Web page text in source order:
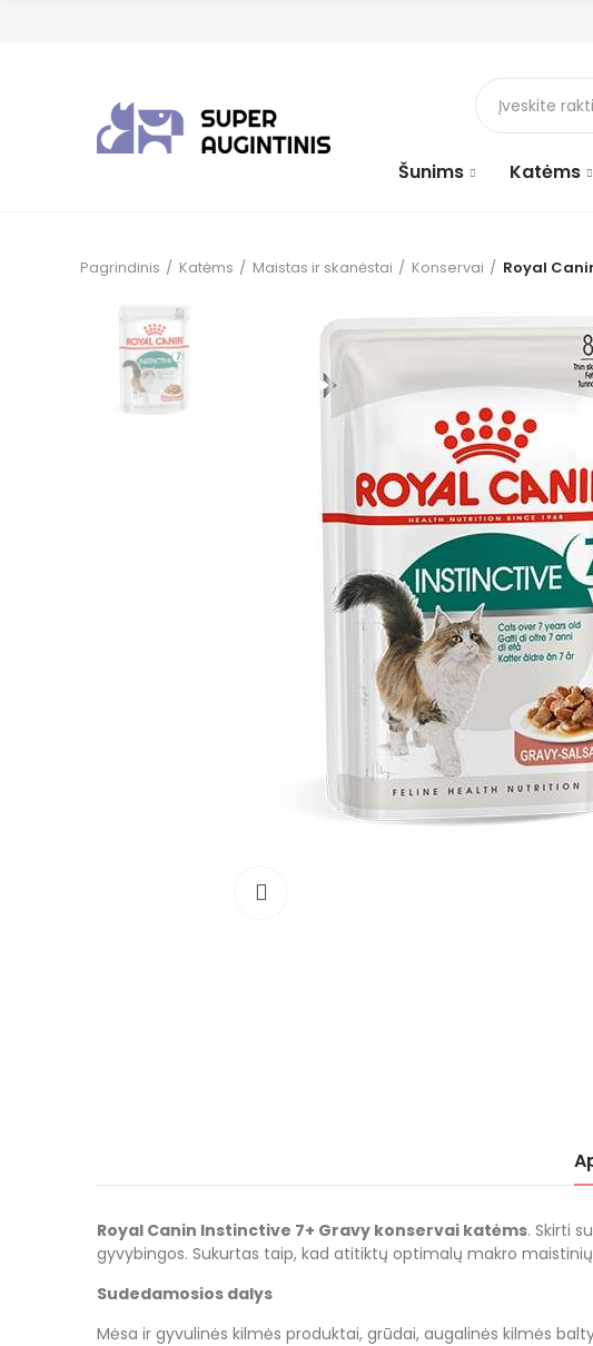
Šunims Katėms
Pagrindinis Katėms Maistas ir skanėstai Konservai Royal
Royal Canin Instinctive 7+ Gravy konservai katėms. Skirti
gyvybingos. Sukurtas taip, kad atitiktų optimalų makro
Sudedamosios dalys
Mėsa ir gyvulinės kilmės produktai, grūdai, augalinės kilmės